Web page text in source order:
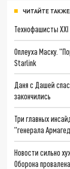
ЧИТАЙТЕ
Технофашисты XXI
Оплеуха Маску.
Starlink
Даня с Дашей
закончились
Три главных
"генерала
Новости сильно
Оборона